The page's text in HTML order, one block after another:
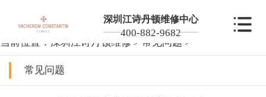
深圳江诗丹顿维修中心
400-882-9682
当前位置： 深圳江诗丹顿维修 > 常见问题 >
常见问题